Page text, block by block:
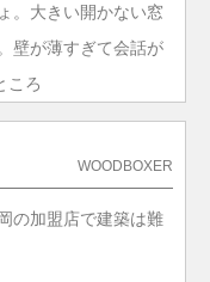
。大きい開かない窓
壁が薄すぎて会話が
ころ
WOODBOXER
の加盟店で建築は難